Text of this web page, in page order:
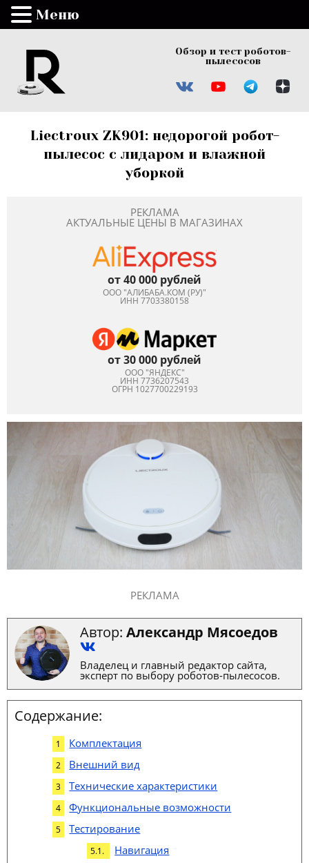
Обзор и тест роботов-
пылесосов
Liectroux ZK901: недорогой робот-
пылесос с лидаром и влажной
уборкой
РЕКЛАМА
АКТУАЛЬНЫЕ ЦЕНЫ В МАГАЗИНАХ
от 40 000 рублей
ООО "АЛИБАБА.КОМ (РУ)"
ИНН 7703380158
от 30 000 рублей
ООО "ЯНДЕКС"
ИНН 7736207543
ОГРН 1027700229193
РЕКЛАМА
Автор: Александр Мясоедов
Владелец и главный редактор сайта,
эксперт по выбору роботов-пылесосов.
Содержание:
Комплектация
Внешний вид
Технические характеристики
Функциональные возможности
Тестирование
Навигация
Меню